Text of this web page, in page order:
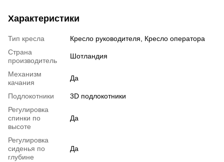
Характеристики
Тип кресла
Кресло руководителя, Кресло оператора
Страна
производитель
Шотландия
Механизм
качания
Да
Подлокотники
3D подлокотники
Регулировка
спинки по
высоте
Да
Регулировка
сиденья по
глубине
Да